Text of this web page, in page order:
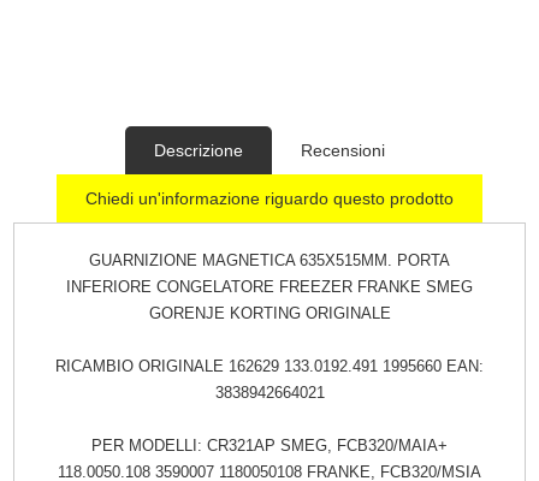
Descrizione Recensioni
Chiedi un'informazione riguardo questo prodotto
GUARNIZIONE MAGNETICA 635X515MM. PORTA
INFERIORE CONGELATORE FREEZER FRANKE SMEG
GORENJE KORTING ORIGINALE
RICAMBIO ORIGINALE 162629 133.0192.491 1995660 EAN:
3838942664021
PER MODELLI: CR321AP SMEG, FCB320/MAIA+
118.0050.108 3590007 1180050108 FRANKE, FCB320/MSIA